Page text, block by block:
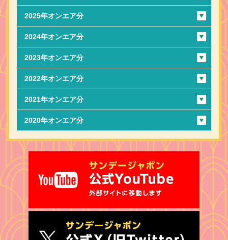
2025年オンエア分
2024年オンエア分
2023年オンエア分
2022年オンエア分
2021年オンエア分
2020年オンエア分